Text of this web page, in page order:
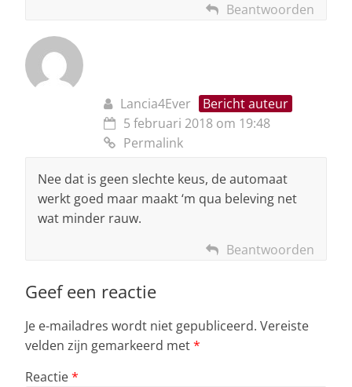
Beantwoorden
Lancia4Ever
Bericht auteur
5 februari 2018 om 19:48
Permalink
Nee dat is geen slechte keus, de automaat
werkt goed maar maakt ‘m qua beleving net
wat minder rauw.
Beantwoorden
Geef een reactie
Je e-mailadres wordt niet gepubliceerd. Vereiste
velden zijn gemarkeerd met*
Reactie*